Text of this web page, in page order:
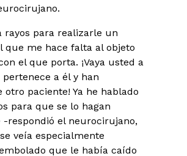
rayos para realizarle un
que me hace falta al objeto
el que porta. ¡Vaya usted a
a él y han
otro paciente! Ya he hablado
para que se lo hagan
respondió el neurocirujano,
veía especialmente
que le había caído